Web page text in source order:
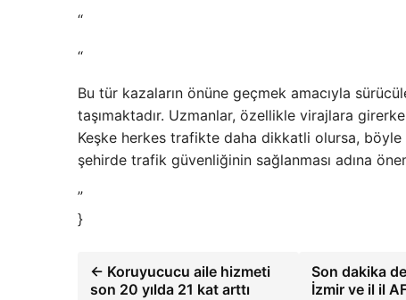
“
“
Bu tür kazaların önüne geçmek amacıyla
taşımaktadır. Uzmanlar, özellikle virajlara
Keşke herkes trafikte daha dikkatli olursa,
şehirde trafik güvenliğinin sağlanması adına
”
}
← Koruyucucu aile hizmeti
son 20 yılda 21 kat arttı
Son dakika
İzmir ve il il